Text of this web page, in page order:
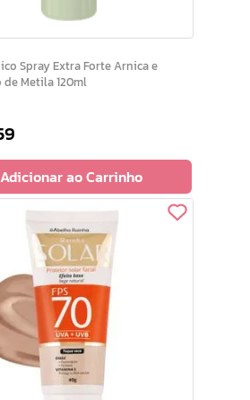
Arnica e
Metila 120ml
Adicionar ao Carrinho